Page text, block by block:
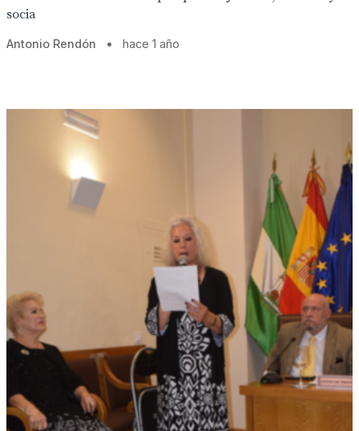
socia
Antonio Rendón • hace 1 año